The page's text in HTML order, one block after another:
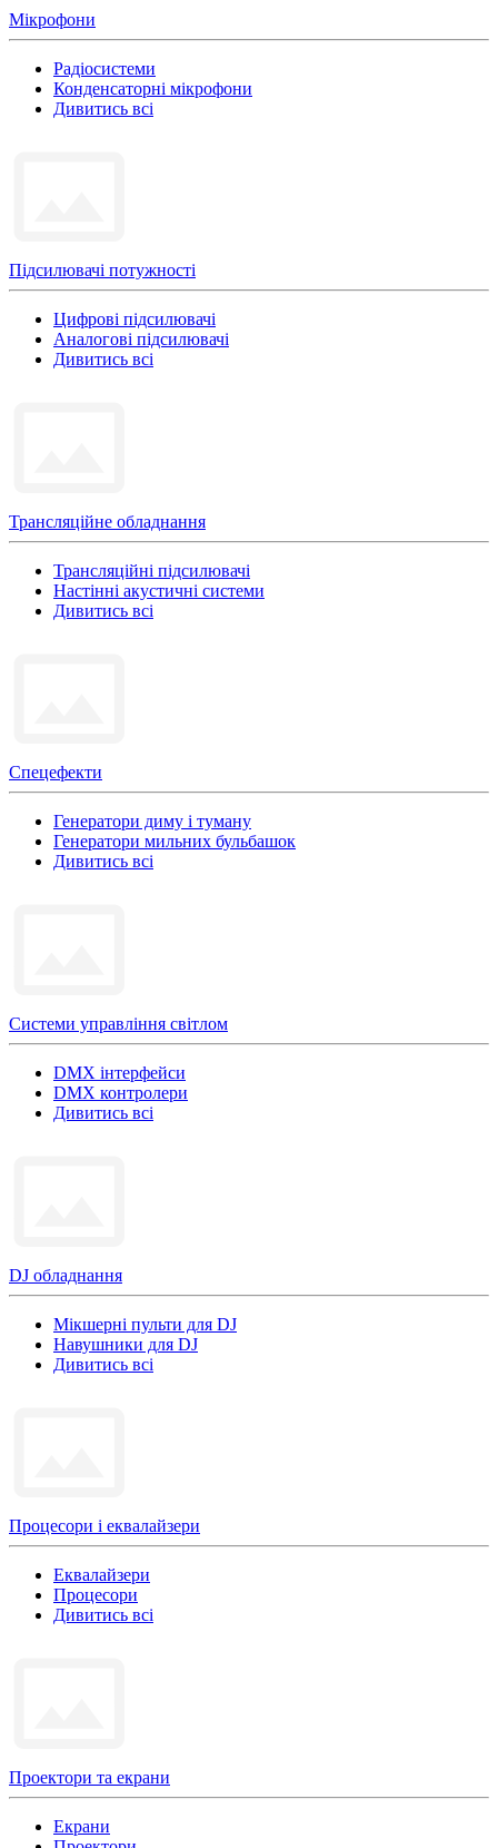
Мікрофони
Радіосистеми
Конденсаторні мікрофони
Дивитись всі
Підсилювачі потужності
Цифрові підсилювачі
Аналогові підсилювачі
Дивитись всі
Трансляційне обладнання
Трансляційні підсилювачі
Настінні акустичні системи
Дивитись всі
Спецефекти
Генератори диму і туману
Генератори мильних бульбашок
Дивитись всі
Системи управління світлом
DMX інтерфейси
DMX контролери
Дивитись всі
DJ обладнання
Мікшерні пульти для DJ
Навушники для DJ
Дивитись всі
Процесори і еквалайзери
Еквалайзери
Процесори
Дивитись всі
Проектори та екрани
Екрани